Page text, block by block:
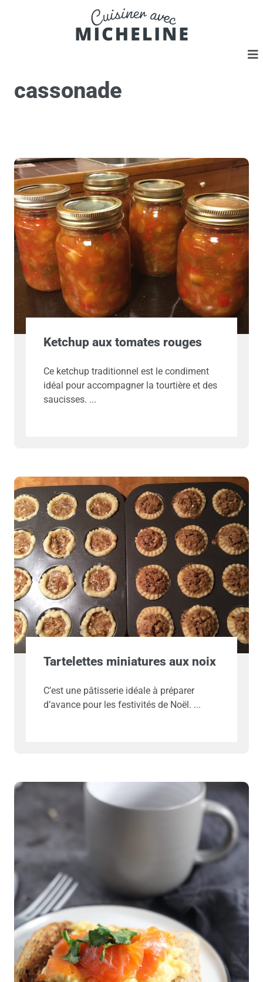
cassonade
Ketchup aux tomates rouges
Ce ketchup traditionnel est le condiment
idéal pour accompagner la tourtière et des
saucisses.
Tartelettes miniatures aux noix
C’est une pâtisserie idéale à préparer
d’avance pour les festivités de Noël.